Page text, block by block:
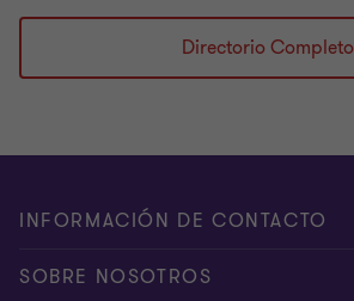
Directorio Completo
INFORMACIÓN DE CONTACTO
Oficinas
SOBRE NOSOTROS